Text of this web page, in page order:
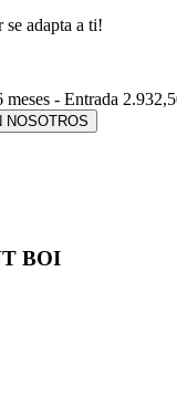
se adapta a ti!
meses - Entrada
NOSOTROS
BOI